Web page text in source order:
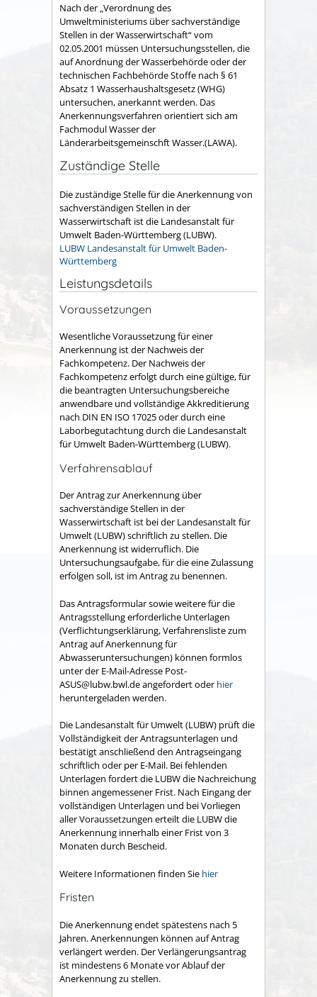
Nach der „Verordnung des
Umweltministeriums über sachverständige
Stellen in der Wasserwirtschaft“ vom
02.05.2001 müssen Untersuchungsstellen, die
auf Anordnung der Wasserbehörde oder der
technischen Fachbehörde Stoffe nach § 61
Absatz 1 Wasserhaushaltsgesetz (WHG)
untersuchen, anerkannt werden. Das
Anerkennungsverfahren orientiert sich am
Fachmodul Wasser der
Länderarbeitsgemeinschft Wasser.(LAWA).
Zuständige Stelle
Die zuständige Stelle für die Anerkennung von
sachverständigen Stellen in der
Wasserwirtschaft ist die Landesanstalt für
Umwelt Baden-Württemberg (LUBW).
LUBW Landesanstalt für Umwelt Baden-
Württemberg
Leistungsdetails
Voraussetzungen
Wesentliche Voraussetzung für einer
Anerkennung ist der Nachweis der
Fachkompetenz. Der Nachweis der
Fachkompetenz erfolgt durch eine gültige, für
die beantragten Untersuchungsbereiche
anwendbare und vollständige Akkreditierung
nach DIN EN ISO 17025 oder durch eine
Laborbegutachtung durch die Landesanstalt
für Umwelt Baden-Württemberg (LUBW).
Verfahrensablauf
Der Antrag zur Anerkennung über
sachverständige Stellen in der
Wasserwirtschaft ist bei der Landesanstalt für
Umwelt (LUBW) schriftlich zu stellen. Die
Anerkennung ist widerruflich. Die
Untersuchungsaufgabe, für die eine Zulassung
erfolgen soll, ist im Antrag zu benennen.
Das Antragsformular sowie weitere für die
Antragsstellung erforderliche Unterlagen
(Verflichtungserklärung, Verfahrensliste zum
Antrag auf Anerkennung für
Abwasseruntersuchungen) können formlos
unter der E-Mail-Adresse Post-
ASUS@lubw.bwl.de angefordert oder hier
heruntergeladen werden.
Die Landesanstalt für Umwelt (LUBW) prüft die
Vollständigkeit der Antragsunterlagen und
bestätigt anschließend den Antragseingang
schriftlich oder per E-Mail. Bei fehlenden
Unterlagen fordert die LUBW die Nachreichung
binnen angemessener Frist. Nach Eingang der
vollständigen Unterlagen und bei Vorliegen
aller Voraussetzungen erteilt die LUBW die
Anerkennung innerhalb einer Frist von 3
Monaten durch Bescheid.
Weitere Informationen finden Sie hier
Fristen
Die Anerkennung endet spätestens nach 5
Jahren. Anerkennungen können auf Antrag
verlängert werden. Der Verlängerungsantrag
ist mindestens 6 Monate vor Ablauf der
Anerkennung zu stellen.